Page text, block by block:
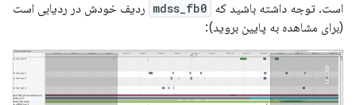
است. توجه داشته باشید که mdss_fb0 ردیف خودش در ردیابی است
(برای مشاهده به پایین بروید):